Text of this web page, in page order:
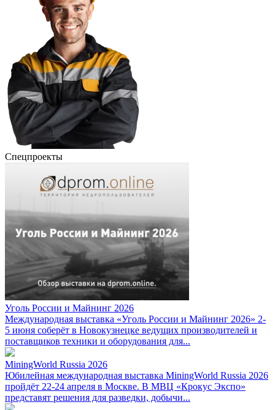
Спецпроекты
Уголь России и Майнинг 2026
Международная выставка «Уголь России и Майнинг 2026» 2-
5 июня соберёт в Новокузнецке ведущих производителей и
поставщиков техники и оборудования для...
MiningWorld Russia 2026
Юбилейная международная выставка MiningWorld Russia 2026
пройдёт 22-24 апреля в Москве. В МВЦ «Крокус Экспо»
представят решения для разведки, добычи...